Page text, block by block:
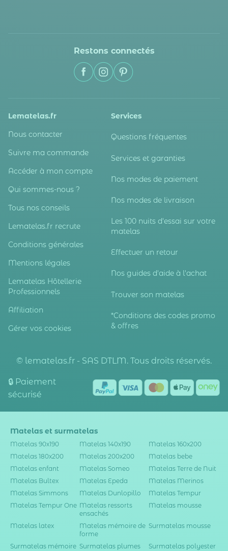
Restons connectés
Lematelas.fr
Nous contacter
Suivre ma commande
Accéder à mon compte
Qui sommes-nous ?
Tous nos conseils
Lematelas.fr recrute
Conditions générales
Mentions légales
Lematelas Hôtellerie
Professionnels
Affiliation
Gérer vos cookies
Services
Questions fréquentes
Services et garanties
Nos modes de paiement
Nos modes de livraison
Les 100 nuits d'essai sur votre
matelas
Effectuer un retour
Nos guides d'aide à l'achat
Trouver son matelas
*Conditions des codes promo
& offres
© lematelas.fr - SAS DTLM. Tous droits réservés.
🔒 Paiement
sécurisé
Matelas et surmatelas
Matelas 90x190 Matelas 140x190
Matelas 160x200
Matelas 180x200
Matelas 200x200
Matelas bebe
Matelas enfant
Matelas Someo
Matelas Terre de Nuit
Matelas Bultex
Matelas Epeda
Matelas Merinos
Matelas Simmons
Matelas Dunlopillo
Matelas Tempur
Matelas Tempur One Matelas ressorts
ensachés
Matelas mousse
Matelas latex
Matelas mémoire de
forme
Surmatelas mousse
Surmatelas mémoire Surmatelas plumes Surmatelas polyester